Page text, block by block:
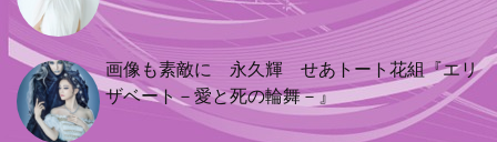
画像も素敵に 永久輝 せあトート花組『エリ
ザベート－愛と死の輪舞－』